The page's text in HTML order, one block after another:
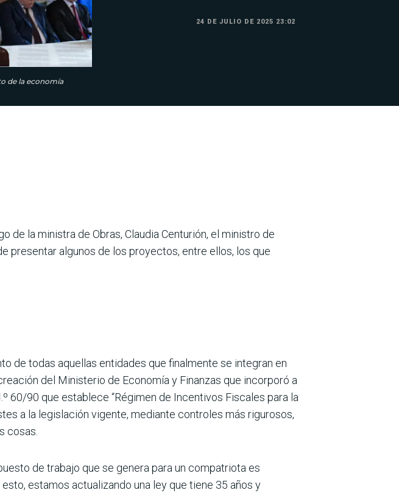
de la economía
24 DE JULIO DE 2025 23:02
de la ministra de Obras, Clau­dia Centurión, el ministro de
presentar algunos de los proyectos, entre ellos, los que
de todas aque­llas entidades que finalmente se integran en
del Ministerio de Econo­mía y Finanzas que incorporó a
60/90 que esta­blece “Régimen de Incentivos Fiscales para la
a la legislación vigente, mediante controles más rigu­rosos,
cosas.
de trabajo que se genera para un compatriota es
estamos actualizando una ley que tiene 35 años y